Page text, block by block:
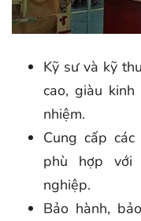
Kỹ sư và kỹ
cao, giàu
nhiệm.
Cung cấp
phù hợp với
nghiệp.
Bảo hành,